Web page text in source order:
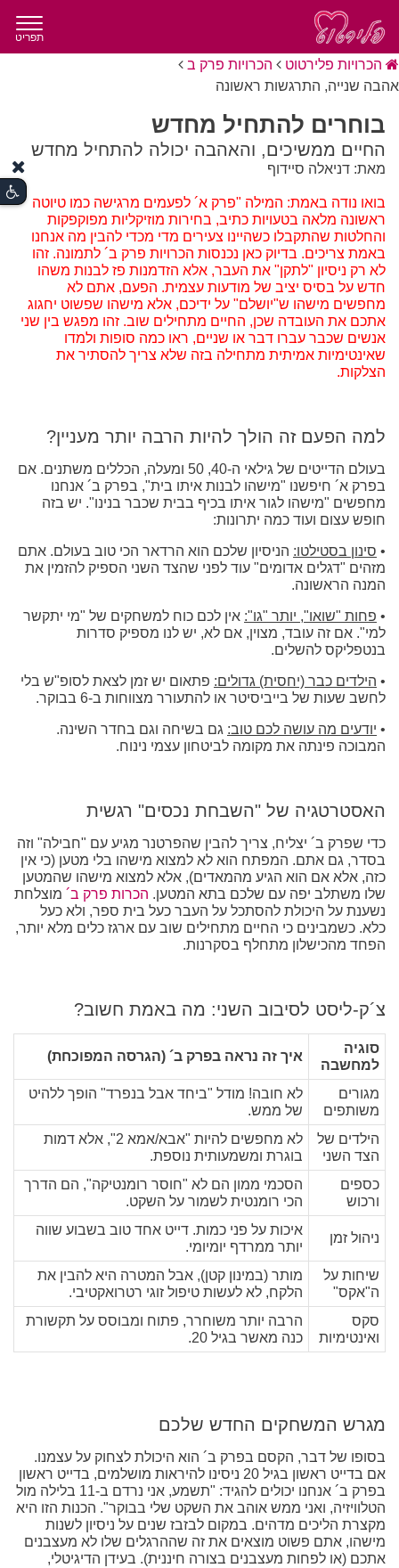
תפריט
הכרויות פלירטוט
הכרויות פרק ב
אהבה שנייה, התרגשות ראשונה
בוחרים להתחיל מחדש
החיים ממשיכים, והאהבה יכולה להתחיל מחדש
מאת: דניאלה סיידוף
בואו נודה באמת: המילה "פרק א´ לפעמים מרגישה כמו טיוטה
ראשונה מלאה בטעויות כתיב, בחירות מוזיקליות מפוקפקות
והחלטות שהתקבלו כשהיינו צעירים מדי מכדי להבין מה אנחנו
באמת צריכים. בדיוק כאן נכנסות הכרויות פרק ב´ לתמונה. זהו
לא רק ניסיון "לתקן" את העבר, אלא הזדמנות פז לבנות משהו
חדש על בסיס יציב של מודעות עצמית. הפעם, אתם לא
מחפשים מישהו ש"יושלם" על ידיכם, אלא מישהו שפשוט יחגוג
אתכם את העובדה שכן, החיים מתחילים שוב. זהו מפגש בין שני
אנשים שכבר עברו דבר או שניים, ראו כמה סופות ולמדו
שאינטימיות אמיתית מתחילה בזה שלא צריך להסתיר את
הצלקות.
למה הפעם זה הולך להיות הרבה יותר מעניין?
בעולם הדייטים של גילאי ה-40, 50 ומעלה, הכללים משתנים. אם
בפרק א´ חיפשנו "מישהו לבנות איתו בית", בפרק ב´ אנחנו
מחפשים "מישהו לגור איתו בכיף בבית שכבר בנינו". יש בזה
חופש עצום ועוד כמה יתרונות:
• סינון בסטילטו: הניסיון שלכם הוא הרדאר הכי טוב בעולם. אתם
מזהים "דגלים אדומים" עוד לפני שהצד השני הספיק להזמין את
המנה הראשונה.
• פחות "שואו", יותר "גו": אין לכם כוח למשחקים של "מי יתקשר
למי". אם זה עובד, מצוין, אם לא, יש לנו מספיק סדרות
בנטפליקס להשלים.
• הילדים כבר (יחסית) גדולים: פתאום יש זמן לצאת לסופ"ש בלי
לחשב שעות של בייביסיטר או להתעורר מצווחות ב-6 בבוקר.
• יודעים מה עושה לכם טוב: גם בשיחה וגם בחדר השינה.
המבוכה פינתה את מקומה לביטחון עצמי נינוח.
האסטרטגיה של "השבחת נכסים" רגשית
כדי שפרק ב´ יצליח, צריך להבין שהפרטנר מגיע עם "חבילה" וזה
בסדר, גם אתם. המפתח הוא לא למצוא מישהו בלי מטען (כי אין
כזה, אלא אם הוא הגיע מהמאדים), אלא למצוא מישהו שהמטען
שלו משתלב יפה עם שלכם בתא המטען. הכרות פרק ב´ מוצלחת
נשענת על היכולת להסתכל על העבר כעל בית ספר, ולא כעל
כלא. כשמבינים כי החיים מתחילים שוב עם ארגז כלים מלא יותר,
הפחד מהכישלון מתחלף בסקרנות.
צ´ק-ליסט לסיבוב השני: מה באמת חשוב?
סוגיה
למחשבה
איך זה נראה בפרק ב´ (הגרסה המפוכחת)
מגורים
משותפים
לא חובה! מודל "ביחד אבל בנפרד" הופך ללהיט
של ממש.
הילדים של
הצד השני
לא מחפשים להיות "אבא/אמא 2", אלא דמות
בוגרת ומשמעותית נוספת.
כספים
ורכוש
הסכמי ממון הם לא "חוסר רומנטיקה", הם הדרך
הכי רומנטית לשמור על השקט.
ניהול זמן
איכות על פני כמות. דייט אחד טוב בשבוע שווה
יותר ממרדף יומיומי.
שיחות על
ה"אקס"
מותר (במינון קטן), אבל המטרה היא להבין את
הלקח, לא לעשות טיפול זוגי רטרואקטיבי.
סקס
ואינטימיות
הרבה יותר משוחרר, פתוח ומבוסס על תקשורת
כנה מאשר בגיל 20.
מגרש המשחקים החדש שלכם
בסופו של דבר, הקסם בפרק ב´ הוא היכולת לצחוק על עצמנו.
אם בדייט ראשון בגיל 20 ניסינו להיראות מושלמים, בדייט ראשון
בפרק ב´ אנחנו יכולים להגיד: "תשמע, אני נרדם ב-11 בלילה מול
הטלוויזיה, ואני ממש אוהב את השקט שלי בבוקר". הכנות הזו היא
מקצרת הליכים מדהים. במקום לבזבז שנים על ניסיון לשנות
מישהו, אתם פשוט מוצאים את זה שההרגלים שלו לא מעצבנים
אתכם (או לפחות מעצבנים בצורה חיננית). בעידן הדיגיטלי,